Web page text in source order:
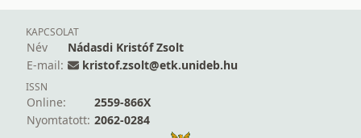
KAPCSOLAT
Név
Nádasdi Kristóf Zsolt
E-mail:
kristof.zsolt@etk.unideb.hu
ISSN
Online:
2559-866X
Nyomtatott: 2062-0284